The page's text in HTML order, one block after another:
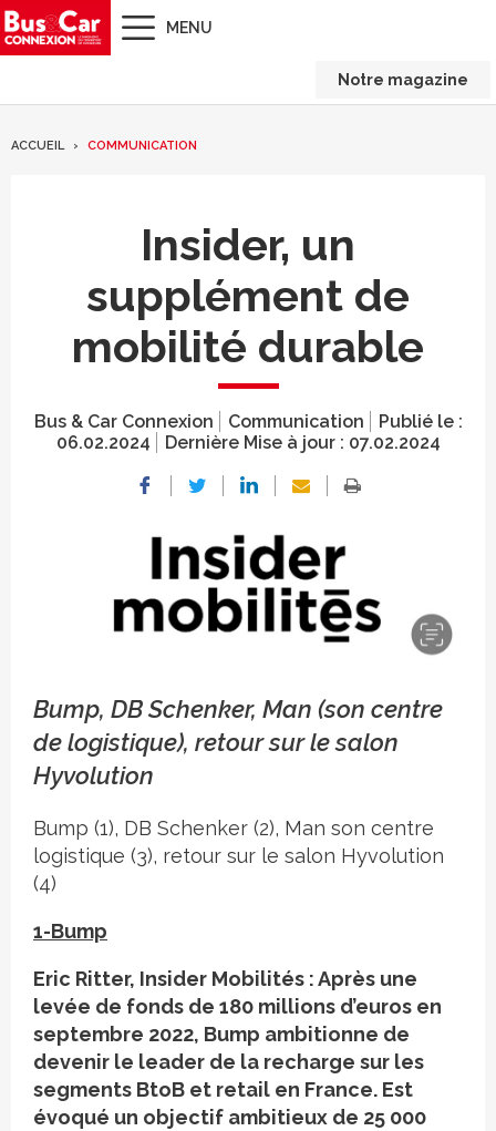
MENU
Notre magazine
ACCUEIL COMMUNICATION
Insider, un
supplément de
mobilité durable
Bus & Car Connexion Communication
Publié le :
06.02.2024
Dernière Mise à jour : 07.02.2024
Crédit photo Insider Mobilités, un supplément de
mobilité durable
Bump, DB Schenker, Man (son centre
de logistique), retour sur le salon
Hyvolution
Bump (1), DB Schenker (2), Man son centre
logistique (3), retour sur le salon Hyvolution
(4)
1-Bump
Eric Ritter, Insider Mobilités : Après une
levée de fonds de 180 millions d’euros en
septembre 2022, Bump ambitionne de
devenir le leader de la recharge sur les
segments BtoB et retail en France. Est
évoqué un objectif ambitieux de 25 000